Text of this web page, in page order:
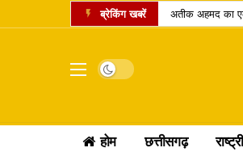
ब्रेकिंग खबरें अतीक अहमद का
चंद्र ग्रहण
छत्तीसगढ़ में 10
आत्मानंद स्कूलों में
Dark mode
होम छत्तीसगढ़